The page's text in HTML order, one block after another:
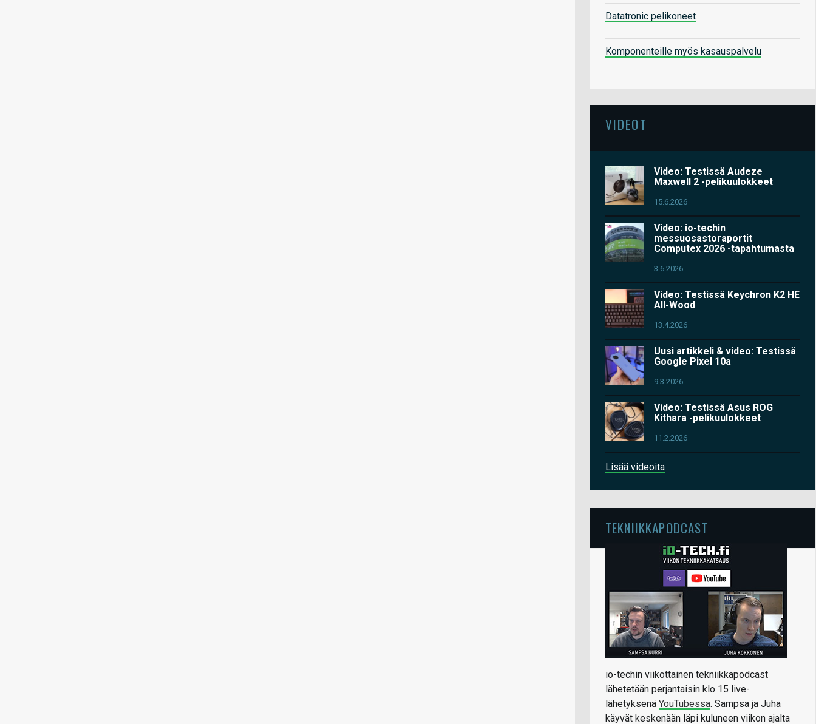
Datatronic pelikoneet
Komponenteille myös kasauspalvelu
VIDEOT
Video: Testissä Audeze
Maxwell 2 -pelikuulokkeet
15.6.2026
Video: io-techin
messuosastoraportit
Computex 2026 -tapahtumasta
3.6.2026
Video: Testissä Keychron K2 HE
All-Wood
13.4.2026
Uusi artikkeli & video: Testissä
Google Pixel 10a
9.3.2026
Video: Testissä Asus ROG
Kithara -pelikuulokkeet
11.2.2026
Lisää videoita
TEKNIIKKAPODCAST
io-techin viikottainen tekniikkapodcast
lähetetään perjantaisin klo 15 live-
lähetyksenä YouTubessa. Sampsa ja Juha
käyvät keskenään läpi kuluneen viikon ajalta